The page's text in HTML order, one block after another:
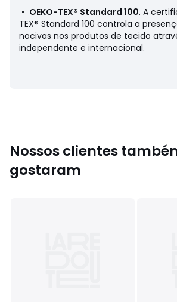
Cuidados
• Temperatura de lavagem: 30°
características ambientais
• Origem do fabrico (tecelagem,
confeção): Índia
• OEKO-TEX® Standard 100. A
TEX® Standard 100 controla a
nocivas nos produtos de tecido
independente e internacional.
Nossos clientes
gostaram